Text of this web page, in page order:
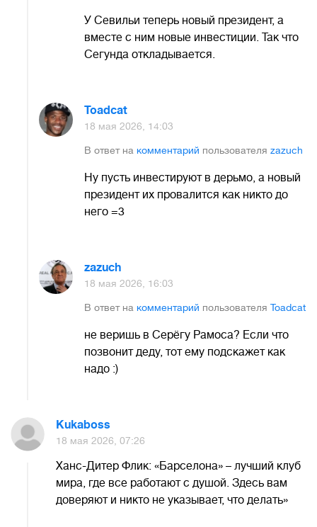
У Севильи теперь новый президент, а
вместе с ним новые инвестиции. Так что
Сегунда откладывается.
Toadcat
18 мая 2026, 14:03
В ответ на комментарий пользователя zazuch
Ну пусть инвестируют в дерьмо, а новый
президент их провалится как никто до
него =3
zazuch
18 мая 2026, 16:03
В ответ на комментарий пользователя Toadcat
не веришь в Серёгу Рамоса? Если что
позвонит деду, тот ему подскажет как
надо :)
Kukaboss
18 мая 2026, 07:26
Ханс-Дитер Флик: «Барселона» – лучший клуб
мира, где все работают с душой. Здесь вам
доверяют и никто не указывает, что делать»